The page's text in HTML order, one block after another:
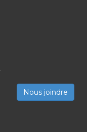
Nous joindre